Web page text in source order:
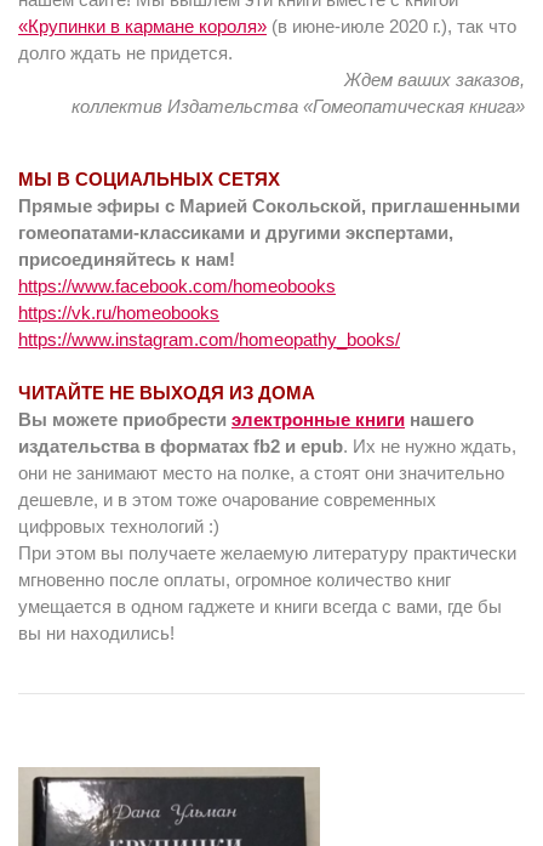
«Крупинки в кармане короля» (в июне-июле 2020 г.), так что
долго ждать не придется.
Ждем ваших заказов,
коллектив Издательства «Гомеопатическая книга»
МЫ В СОЦИАЛЬНЫХ СЕТЯХ
Прямые эфиры с Марией Сокольской, приглашенными
гомеопатами-классиками и другими экспертами,
присоединяйтесь к нам!
https://www.facebook.com/homeobooks
https://vk.ru/homeobooks
https://www.instagram.com/homeopathy_books/
ЧИТАЙТЕ НЕ ВЫХОДЯ ИЗ ДОМА
Вы можете приобрести электронные книги нашего
издательства в форматах fb2 и epub. Их не нужно ждать,
они не занимают место на полке, а стоят они значительно
дешевле, и в этом тоже очарование современных
цифровых технологий :)
При этом вы получаете желаемую литературу практически
мгновенно после оплаты, огромное количество книг
умещается в одном гаджете и книги всегда с вами, где бы
вы ни находились!